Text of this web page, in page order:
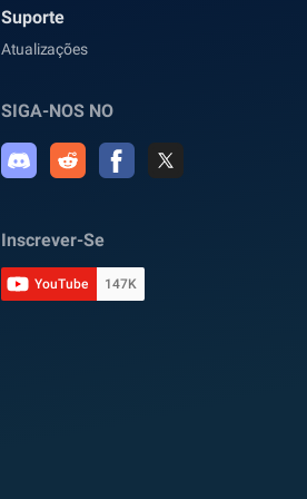
Suporte
Atualizações
SIGA-NOS NO
Inscrever-Se
YouTube 147K